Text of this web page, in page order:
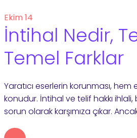
Ekim 14
İntihal Nedir,
Temel Farklar
Yaratıcı eserlerin korunması,
konudur. İntihal ve telif hakkı ihlali,
sorun olarak karşımıza çıkar.